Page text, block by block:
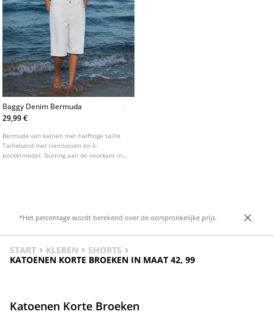
Baggy Denim Bermuda
29,99 €
Bermuda van katoen met halfhoge taille.
Tailleband met riemlussen en 5-
pocketmodel. Sluiting aan de voorkant met
*Het percentage wordt berekend over de oorspronkelijke prijs.
START KLEREN
SHORTS
KATOENEN KORTE BROEKEN IN MAAT 42, 99
Katoenen Korte Broeken